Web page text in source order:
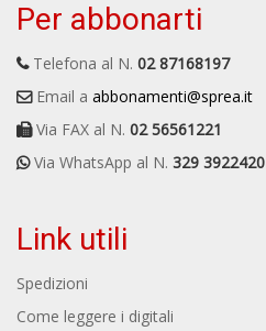
Per abbonarti
Telefona al N. 02 87168197
Email a abbonamenti@sprea.it
Via FAX al N. 02 56561221
Via WhatsApp al N. 329 3922420
Link utili
Spedizioni
Come leggere i digitali